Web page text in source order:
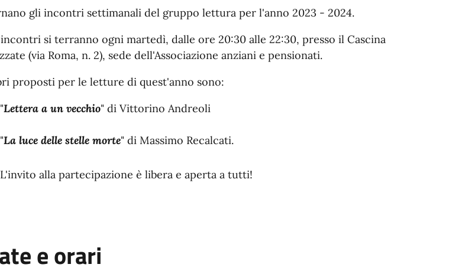
gli incontri settimanali del gruppo lettura per l'anno 2023 - 2024.
si terranno ogni martedì, dalle ore 20:30 alle 22:30, presso il Cascina
(via Roma, n. 2), sede dell'Associazione anziani e pensionati.
proposti per le letture di quest'anno sono:
"Lettera a un vecchio" di Vittorino Andreoli
"La luce delle stelle morte" di Massimo Recalcati.
L'invito alla partecipazione è libera e aperta a tutti!
e orari